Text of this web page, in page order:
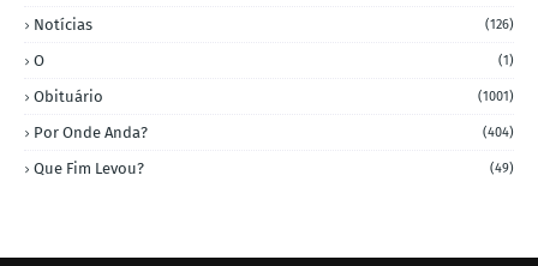
Notícias (126)
O (1)
Obituário (1001)
Por Onde Anda? (404)
Que Fim Levou? (49)